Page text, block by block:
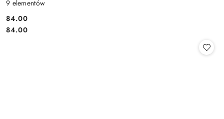
9 elementów
Cena:
84.00
Cena:
84.00